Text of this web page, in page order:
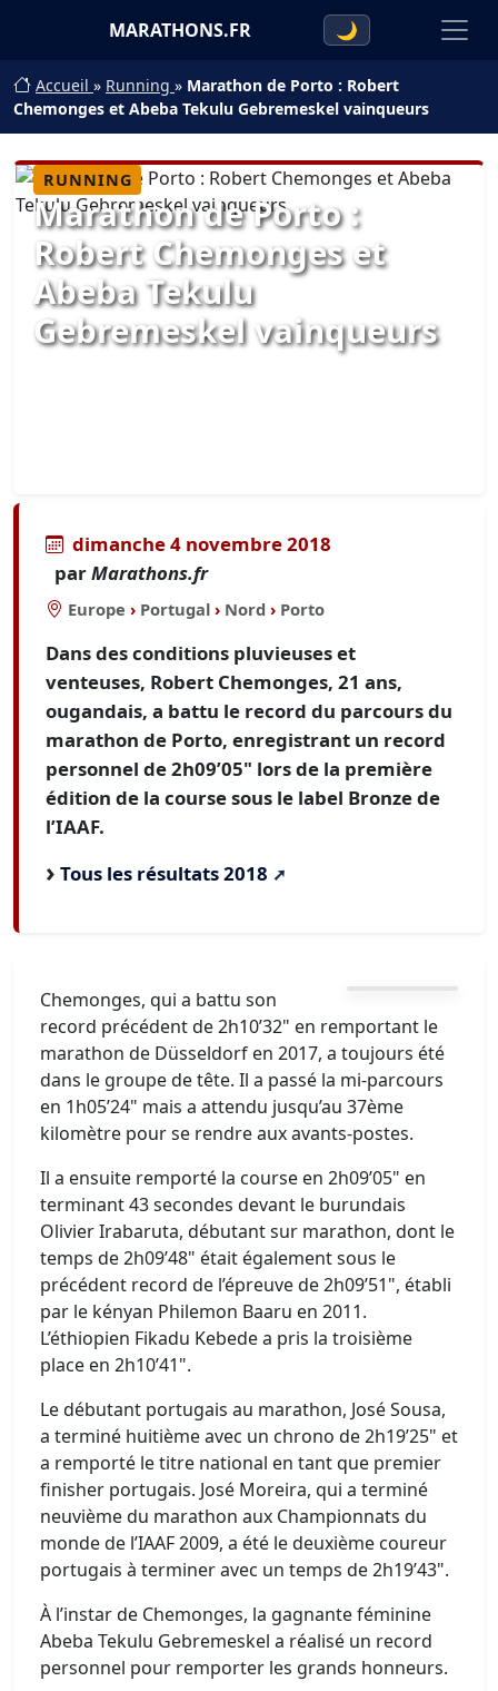
MARATHONS.FR 🌙
Accueil » Running » Marathon de Porto : Robert
Chemonges et Abeba Tekulu Gebremeskel vainqueurs
RUNNING
Marathon de Porto :
Robert Chemonges et
Abeba Tekulu
Gebremeskel vainqueurs
dimanche 4 novembre 2018
parMarathons.fr
Europe › Portugal › Nord › Porto
Dans des conditions pluvieuses et
venteuses, Robert Chemonges, 21 ans,
ougandais, a battu le record du parcours du
marathon de Porto, enregistrant un record
personnel de 2h09’05" lors de la première
édition de la course sous le label Bronze de
l’IAAF.
Tous les résultats 2018
Chemonges, qui a battu son
record précédent de 2h10’32" en remportant le
marathon de Düsseldorf en 2017, a toujours été
dans le groupe de tête. Il a passé la mi-parcours
en 1h05’24" mais a attendu jusqu’au 37ème
kilomètre pour se rendre aux avants-postes.
Il a ensuite remporté la course en 2h09’05" en
terminant 43 secondes devant le burundais
Olivier Irabaruta, débutant sur marathon, dont le
temps de 2h09’48" était également sous le
précédent record de l’épreuve de 2h09’51", établi
par le kényan Philemon Baaru en 2011.
L’éthiopien Fikadu Kebede a pris la troisième
place en 2h10’41".
Le débutant portugais au marathon, José Sousa,
a terminé huitième avec un chrono de 2h19’25" et
a remporté le titre national en tant que premier
finisher portugais. José Moreira, qui a terminé
neuvième du marathon aux Championnats du
monde de l’IAAF 2009, a été le deuxième coureur
portugais à terminer avec un temps de 2h19’43".
À l’instar de Chemonges, la gagnante féminine
Abeba Tekulu Gebremeskel a réalisé un record
personnel pour remporter les grands honneurs.